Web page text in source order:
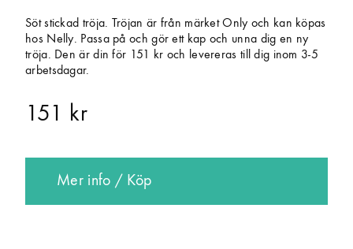
Söt stickad tröja. Tröjan är från märket Only och kan köpas
hos Nelly. Passa på och gör ett kap och unna dig en ny
tröja. Den är din för 151 kr och levereras till dig inom 3-5
arbetsdagar.
151 kr
Mer info / Köp